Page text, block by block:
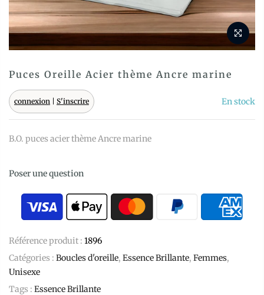
Puces Oreille Acier thème Ancre marine
connexion | S'inscrire En stock
B.O. puces acier thème Ancre marine
Poser une question
Référence produit : 1896
Catégories : Boucles d'oreille, Essence Brillante, Femmes,
Unisexe
Tags : Essence Brillante